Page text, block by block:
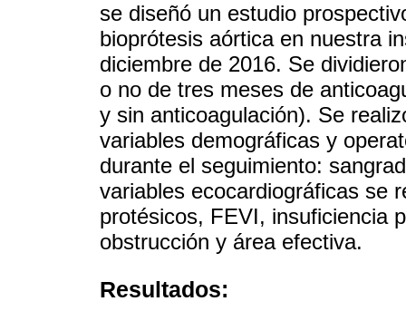
se diseñó un estudio
bioprótesis aórtica en nuestra
diciembre de 2016. Se
o no de tres meses de
y sin anticoagulación). Se
variables demográficas y
durante el seguimiento:
variables ecocardiográficas se
protésicos, FEVI, insuficiencia
obstrucción y área efectiva.
Resultados: